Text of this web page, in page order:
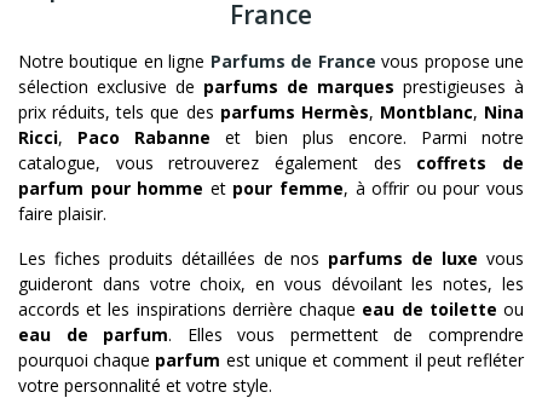
France
Notre boutique en ligne Parfums de France vous propose une
sélection exclusive de parfums de marques prestigieuses à
prix réduits, tels que des parfums Hermès, Montblanc, Nina
Ricci, Paco Rabanne et bien plus encore. Parmi notre
catalogue, vous retrouverez également des coffrets de
parfum pour homme et pour femme, à offrir ou pour vous
faire plaisir.
Les fiches produits détaillées de nos parfums de luxe vous
guideront dans votre choix, en vous dévoilant les notes, les
accords et les inspirations derrière chaque eau de toilette ou
eau de parfum. Elles vous permettent de comprendre
pourquoi chaque parfum est unique et comment il peut refléter
votre personnalité et votre style.